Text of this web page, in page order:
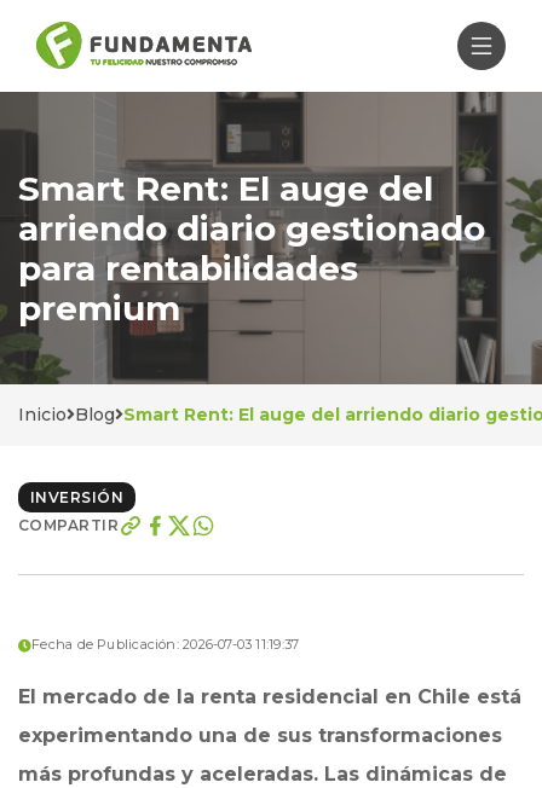
Smart Rent: El auge del
arriendo diario gestionado
para rentabilidades
premium
Inicio Blog Smart Rent: El auge del arriendo diario
INVERSIÓN
COMPARTIR
Fecha de Publicación: 2026-07-03 11:19:37
El mercado de la renta residencial en Chile está
experimentando una de sus transformaciones
más profundas y aceleradas. Las dinámicas de